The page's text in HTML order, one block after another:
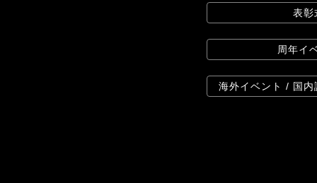
表彰
周年イ
海外イベント / 国